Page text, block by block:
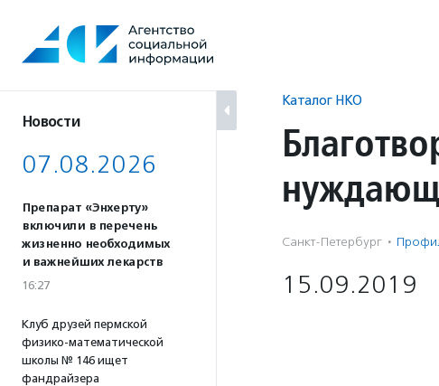
содержанию
Новости
07.08.2026
Препарат «Энхерту»
включили в перечень
жизненно необходимых
и важнейших лекарств
16:27
Клуб друзей пермской
физико-математической
школы № 146 ищет
фандрайзера
Каталог НКО
Санкт-Петербург ·
15.09.2019